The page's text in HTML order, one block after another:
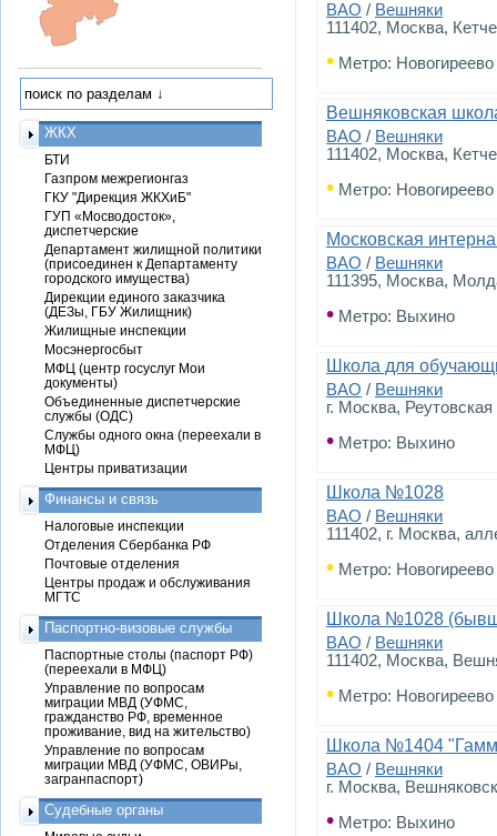
ВАО / Вешняки
111402, Москва,
• Метро: Новогиреево
Вешняковская
ВАО / Вешняки
111402, Москва,
• Метро: Новогиреево
Московская
ВАО / Вешняки
111395, Москва,
• Метро: Выхино
Школа для
ВАО / Вешняки
г. Москва,
• Метро: Выхино
Школа №1028
ВАО / Вешняки
111402, г. Москва,
• Метро: Новогиреево
Школа №1028
ВАО / Вешняки
111402, Москва,
• Метро: Новогиреево
Школа №1404
ВАО / Вешняки
г. Москва,
• Метро: Выхино
ЖКХ
БТИ
Газпром межрегионгаз
ГКУ "Дирекция ЖКХиБ"
ГУП «Мосводосток»,
диспетчерские
Департамент жилищной политики
(присоединен к Департаменту
городского имущества)
Дирекции единого заказчика
(ДЕЗы, ГБУ Жилищник)
Жилищные инспекции
Мосэнергосбыт
МФЦ (центр госуслуг Мои
документы)
Объединенные диспетчерские
службы (ОДС)
Службы одного окна (переехали в
МФЦ)
Центры приватизации
Финансы и связь
Налоговые инспекции
Отделения Сбербанка РФ
Почтовые отделения
Центры продаж и обслуживания
МГТС
Паспортно-визовые службы
Паспортные столы (паспорт РФ)
(переехали в МФЦ)
Управление по вопросам
миграции МВД (УФМС,
гражданство РФ, временное
проживание, вид на жительство)
Управление по вопросам
миграции МВД (УФМС, ОВИРы,
загранпаспорт)
Судебные органы